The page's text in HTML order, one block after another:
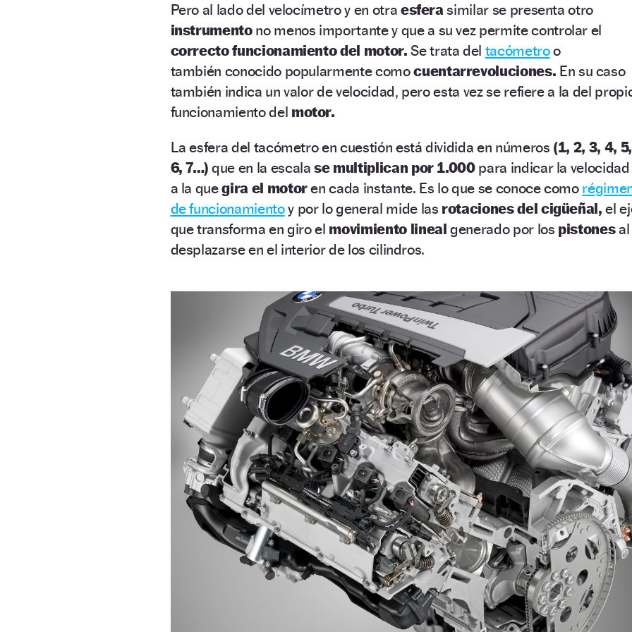
Pero al lado del velocímetro y en otra esfera similar se presenta otro
instrumentono menos importante y que a su vez permite controlar el
correcto funcionamiento del motor. Se trata del tacómetroo
también conocido popularmente comocuentarrevoluciones. En su caso
también indica un valor de velocidad, pero esta vez se refiere a la del
funcionamiento del motor.
La esfera del tacómetro en cuestión está dividida en números (1, 2, 3, 4, 5,
6, 7…) que en la escalase multiplican por 1.000para indicar la velocidad
a la quegira el motoren cada instante. Es lo que se conoce como
de funcionamientoy por lo general mide las rotaciones del cigüeñal, el
que transforma en giro el movimiento lineal generado por los pistonesal
desplazarse en el interior de los cilindros.